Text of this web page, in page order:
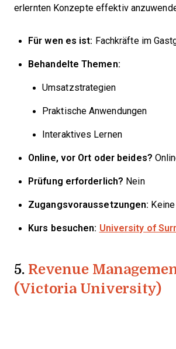
erlernten Konzepte effektiv
Für wen es ist: Fachkräfte im
Behandelte Themen:
Umsatzstrategien
Praktische Anwendungen
Interaktives Lernen
Online, vor Ort oder beides?
Prüfung erforderlich? Nein
Zugangsvoraussetzungen: Keine
Kurs besuchen: University of
5. Revenue
(Victoria University)